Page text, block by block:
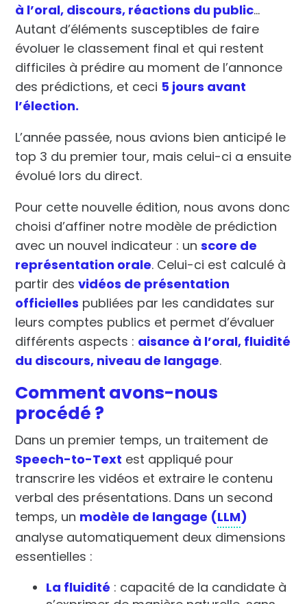
à l’oral, discours, réactions du public…
Autant d’éléments susceptibles de faire
évoluer le classement final et qui restent
difficiles à prédire au moment de l’annonce
des prédictions, et ceci 5 jours avant
l’élection.
L’année passée, nous avions bien anticipé le
top 3 du premier tour, mais celui-ci a ensuite
évolué lors du direct.
Pour cette nouvelle édition, nous avons donc
choisi d’affiner notre modèle de prédiction
avec un nouvel indicateur : unscore de
représentation orale. Celui-ci est calculé à
partir desvidéos de présentation
officielles publiées par les candidates sur
leurs comptes publics et permet d’évaluer
différents aspects : aisance à l’oral, fluidité
du discours, niveau de langage.
Comment avons-nous
procédé ?
Dans un premier temps, un traitement de
Speech-to-Text est appliqué pour
transcrire les vidéos et extraire le contenu
verbal des présentations. Dans un second
temps, un modèle de langage (LLM)
analyse automatiquement deux dimensions
essentielles :
La fluidité : capacité de la candidate à